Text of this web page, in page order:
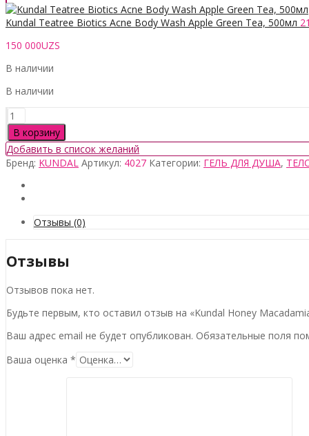
Kundal Teatree Biotics Acne Body Wash Apple Green Tea, 500мл
150 000UZS
В наличии
В наличии
Количество
товара
Kundal
Honey
Macadamia
Blackberry
В корзину
Добавить в список желаний
Бренд: KUNDAL Артикул: 4027 Категории: ГЕЛЬ ДЛЯ ДУША,
Отзывы (0)
Отзывы
Отзывов пока нет.
Будьте первым, кто оставил отзыв на «Kundal Honey
Ваш адрес email не будет опубликован. Обязательные поля
Ваша оценка *